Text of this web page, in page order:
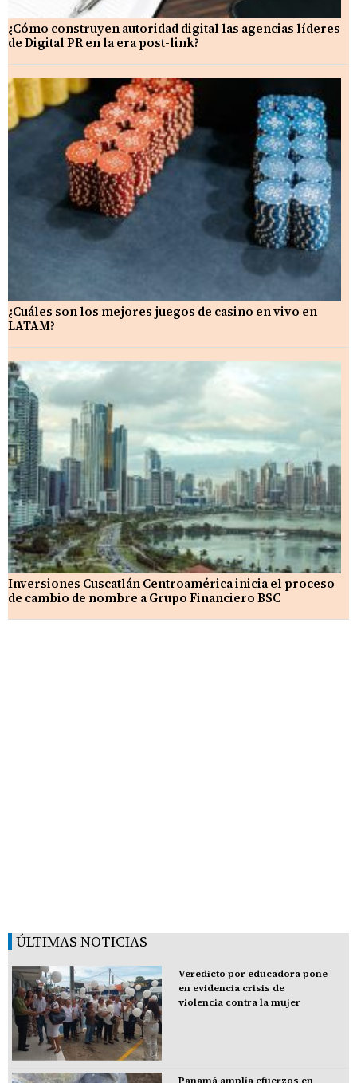
¿Cómo construyen autoridad digital las agencias líderes
de Digital PR en la era post-link?
¿Cuáles son los mejores juegos de casino en vivo en
LATAM?
Inversiones Cuscatlán Centroamérica inicia el proceso
de cambio de nombre a Grupo Financiero BSC
ÚLTIMAS NOTICIAS
Veredicto por educadora pone
en evidencia crisis de
violencia contra la mujer